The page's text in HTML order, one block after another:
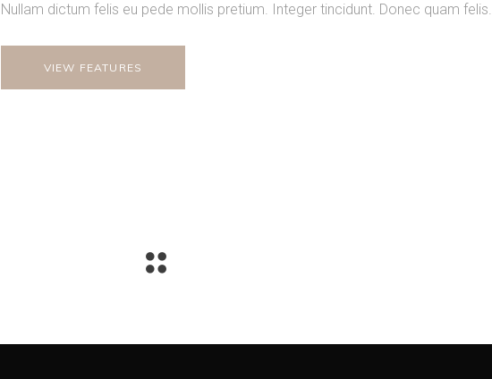
Nullam dictum felis eu pede mollis pretium. Integer tincidunt. Donec quam felis.
VIEW FEATURES